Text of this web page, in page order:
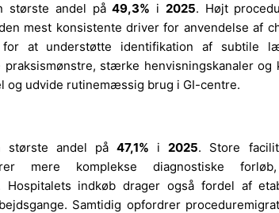
største andel på49,3% i 2025. Højt
mest konsistente driver for anvendelse af
for at understøtte identifikation af subtile
praksismønstre, stærke henvisningskanaler
og udvide rutinemæssig brug i GI-centre.
største andel på47,1% i 2025. Store
mere komplekse diagnostiske
Hospitalets indkøb drager også fordel af
Samtidig opfordrer